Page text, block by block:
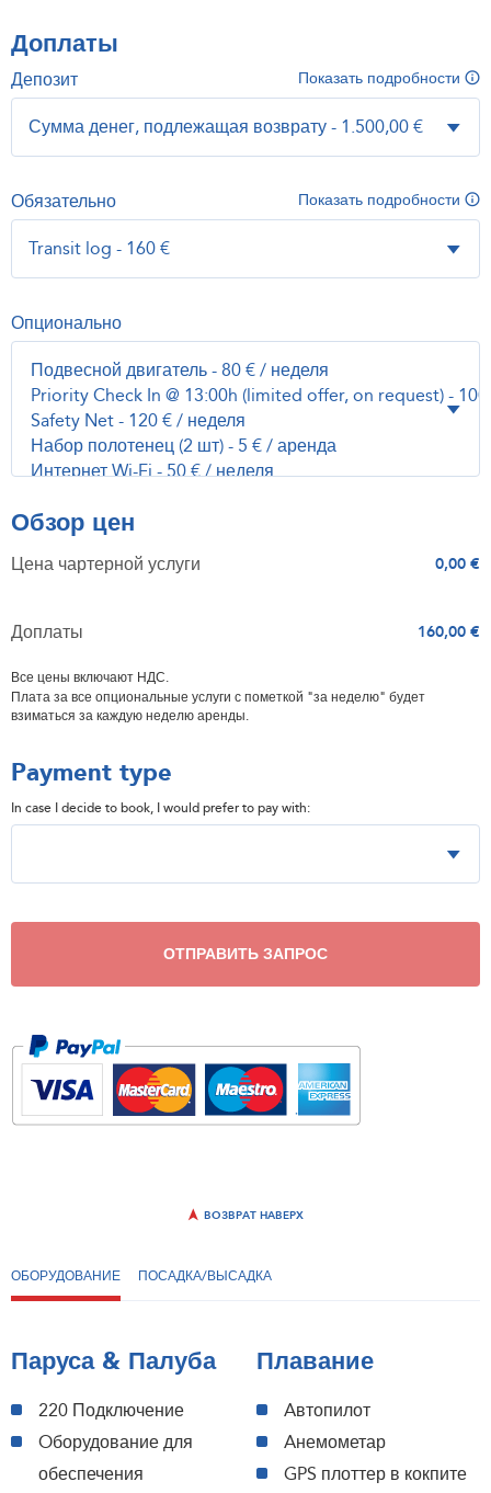
Доплаты
Показать подробности
Депозит
Показать подробности
Обязательно
Опционально
Обзор цен
Цена чартерной услуги 0,00 €
Доплаты 160,00 €
Все цены включают НДС.
Плата за все опциональные услуги с пометкой "за неделю" будет
взиматься за каждую неделю аренды.
Payment type
In case I decide to book, I would prefer to pay with:
ОТПРАВИТЬ ЗАПРОС
ВОЗВРАТ НАВЕРХ
ОБОРУДОВАНИЕ ПОСАДКА/ВЫСАДКА
Паруса & Палуба
220 Подключение
Oборудование для
обеспечения
Плавание
Aвтопилот
Aнемометар
GPS плоттер в кокпите